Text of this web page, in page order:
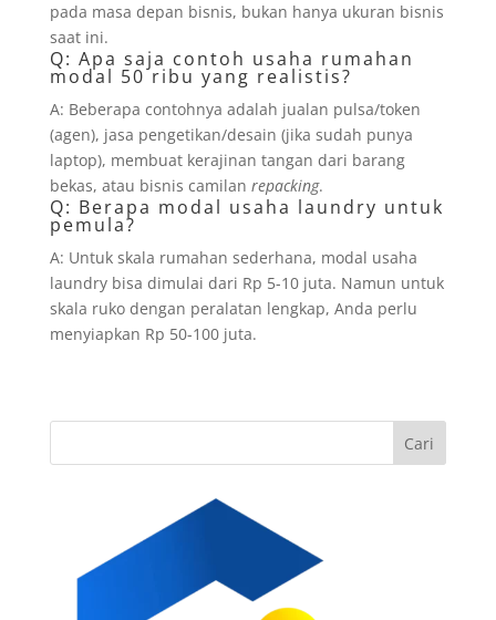
pada masa depan bisnis, bukan hanya ukuran bisnis
saat ini.
Q: Apa saja contoh usaha rumahan
modal 50 ribu yang realistis?
A: Beberapa contohnya adalah jualan pulsa/token
(agen), jasa pengetikan/desain (jika sudah punya
laptop), membuat kerajinan tangan dari barang
bekas, atau bisnis camilan repacking.
Q: Berapa modal usaha laundry untuk
pemula?
A: Untuk skala rumahan sederhana, modal usaha
laundry bisa dimulai dari Rp 5-10 juta. Namun untuk
skala ruko dengan peralatan lengkap, Anda perlu
menyiapkan Rp 50-100 juta.
Cari